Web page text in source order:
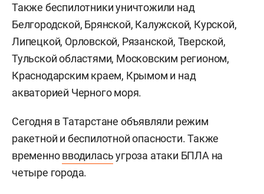
Также беспилотники уничтожили над
Белгородской, Брянской, Калужской, Курской,
Липецкой, Орловской, Рязанской, Тверской,
Тульской областями, Московским регионом,
Краснодарским краем, Крымом и над
акваторией Черного моря.
Сегодня в Татарстане объявляли режим
ракетной и беспилотной опасности. Также
временновводиласьугроза атаки БПЛА на
четыре города.